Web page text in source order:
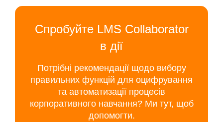
Спробуйте LMS Collaborator
в дії
Потрібні рекомендації щодо вибору
правильних функцій для оцифрування
та автоматизації процесів
корпоративного навчання? Ми тут, щоб
допомогти.